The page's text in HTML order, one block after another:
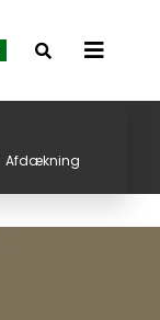
Toggle
Afdækning